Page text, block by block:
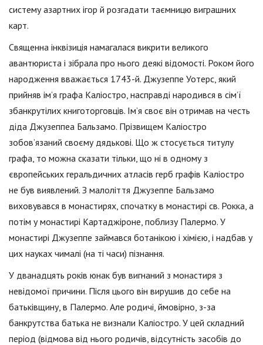
систему азартних ігор й розгадати таємницю виграшних
карт.
Священна інквізиція намагалася викрити великого
авантюриста і зібрала про нього деякі відомості. Роком його
народження вважається 1743-й. Джузеппе Уотерс, який
прийняв ім’я графа Каліостро, насправді народився в сім’ї
збанкрутілих книготорговців. Ім’я своє він отримав на честь
діда Джузеппеа Бальзамо. Прізвищем Каліостро
зобов’язаний своєму дядькові. Що ж стосується титулу
графа, то можна сказати тільки, що ні в одному з
європейських геральдичних атласів герб графів Каліостро
не був виявлений. З малоліття Джузеппе Бальзамо
виховувався в монастирях, спочатку в монастирі св. Рокка, а
потім у монастирі Картаджіроне, поблизу Палермо. У
монастирі Джузеппе займався ботанікою і хімією, і надбав у
цих науках чималі (на ті часи) пізнання.
У дванадцять років юнак був вигнаний з монастиря з
невідомої причини. Після цього він вирушив до себе на
батьківщину, в Палермо. Але родичі, ймовірно, з-за
банкрутства батька не визнали Каліостро. У цей складний
період (відмова від нього родичів, відсутність засобів до